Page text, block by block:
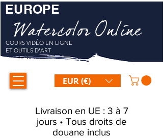
Watercolor Online
COURS VIDÉO EN LIGNE
ET OUTILS D'ART
EUR (€)
EUROPE
Livraison en UE : 3 à 7
jours • Tous droits de
douane inclus